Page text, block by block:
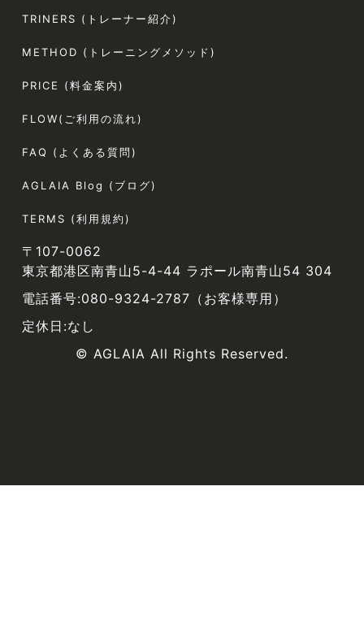
TRINERS (トレーナー紹介)
METHOD (トレーニングメソッド)
PRICE (料金案内)
FLOW(ご利用の流れ)
FAQ (よくある質問)
AGLAIA Blog (ブログ)
TERMS (利用規約)
〒107-0062
東京都港区南青山5-4-44 ラポール南青山54 304
電話番号:080-9324-2787（お客様専用）
定休日:なし
© AGLAIA All Rights Reserved.